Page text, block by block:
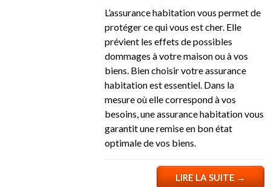
L’assurance habitation vous permet de
protéger ce qui vous est cher. Elle
prévient les effets de possibles
dommages à votre maison ou à vos
biens. Bien choisir votre assurance
habitation est essentiel. Dans la
mesure où elle correspond à vos
besoins, une assurance habitation vous
garantit une remise en bon état
optimale de vos biens.
LIRE LA SUITE→